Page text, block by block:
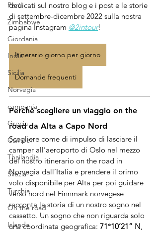
Perù
Zimbabwe
Giordania
India
Sicilia
Norvegia
campania
Grecia
Camper
Thailandia
Svezia
Turchia
On the road
Islanda
dedicati sul nostro blog e i post e le storie
di settembre-dicembre 2022 sulla nostra
pagina Instagram @2intour!
Itinerario giorno per giorno
Domande frequenti
Perché scegliere un viaggio on the
road da Alta a Capo Nord
Scegliere come di impulso di lasciare il
camper all’aeroporto di Oslo nel mezzo
del nostro itinerario on the road in
Norvegia dall’Italia e prendere il primo
volo disponibile per Alta per poi guidare
verso nord nel Finnmark norvegese
racconta la storia di un nostro sogno nel
cassetto. Un sogno che non riguarda solo
una coordinata geografica: 71°10’21” N,